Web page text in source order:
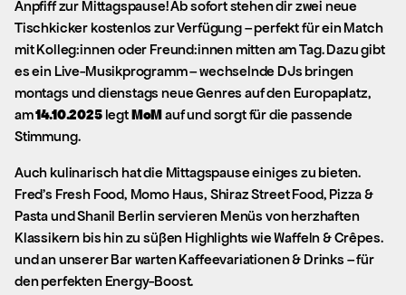
Anpfiff zur Mittagspause! Ab sofort stehen dir zwei neue
Tischkicker kostenlos zur Verfügung – perfekt für ein Match
mit Kolleg:innen oder Freund:innen mitten am Tag. Dazu gibt
es ein Live-Musikprogramm – wechselnde DJs bringen
montags und dienstags neue Genres auf den Europaplatz,
am14.10.2025legtMoMauf und sorgt für die passende
Stimmung.
Auch kulinarisch hat die Mittagspause einiges zu bieten.
Fred’s Fresh Food, Momo Haus, Shiraz Street Food, Pizza &
Pasta und Shanil Berlin servieren Menüs von herzhaften
Klassikern bis hin zu süßen Highlights wie Waffeln & Crêpes.
und an unserer Bar warten Kaffeevariationen & Drinks – für
den perfekten Energy-Boost.